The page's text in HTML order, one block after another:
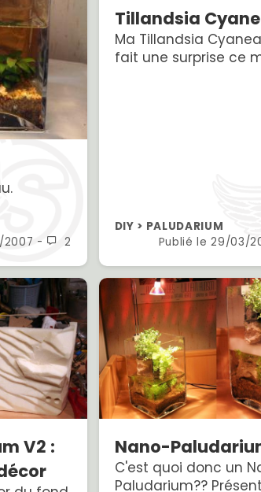
- 2
Tillandsia
Ma Tillandsia
fait une surprise ce
DIY > PALUDARIUM
Publié le29/03/
V2 :
Nano-
C'est quoi donc un
Paludarium??